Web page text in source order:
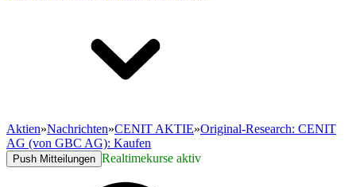
Aktien»Nachrichten»CENIT AKTIE»Original-Research: CENIT
AG (von GBC AG): Kaufen
Push Mitteilungen Realtimekurse aktiv